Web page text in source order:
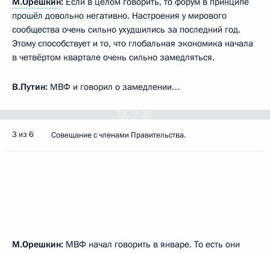
прошёл довольно негативно. Настроения у мирового
сообщества очень сильно ухудшились за последний год.
Этому способствует и то, что глобальная экономика начала
в четвёртом квартале очень сильно замедляться.
В.Путин: МВФ и говорил о замедлении…
3 из 6 Совещание с членами Правительства.
М.Орешкин: МВФ начал говорить в январе. То есть они